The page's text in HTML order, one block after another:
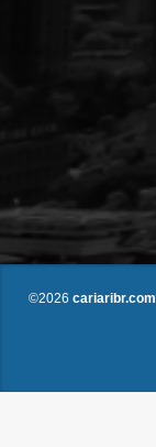
©2026 cariaribr.com